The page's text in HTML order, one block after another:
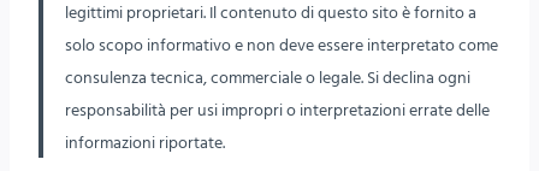
legittimi proprietari. Il contenuto di questo sito è fornito a
solo scopo informativo e non deve essere interpretato come
consulenza tecnica, commerciale o legale. Si declina ogni
responsabilità per usi impropri o interpretazioni errate delle
informazioni riportate.